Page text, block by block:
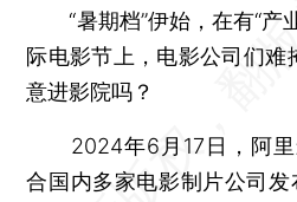
“暑期档”伊始，在有“产
际电影节上，电影公司们难
意进影院吗？
2024年6月17日，阿里
合国内多家电影制片公司发